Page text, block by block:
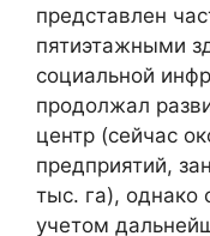
представлен
пятиэтажными
социальной
продолжал
центр (сейчас
предприятий,
тыс. га), однако
учетом